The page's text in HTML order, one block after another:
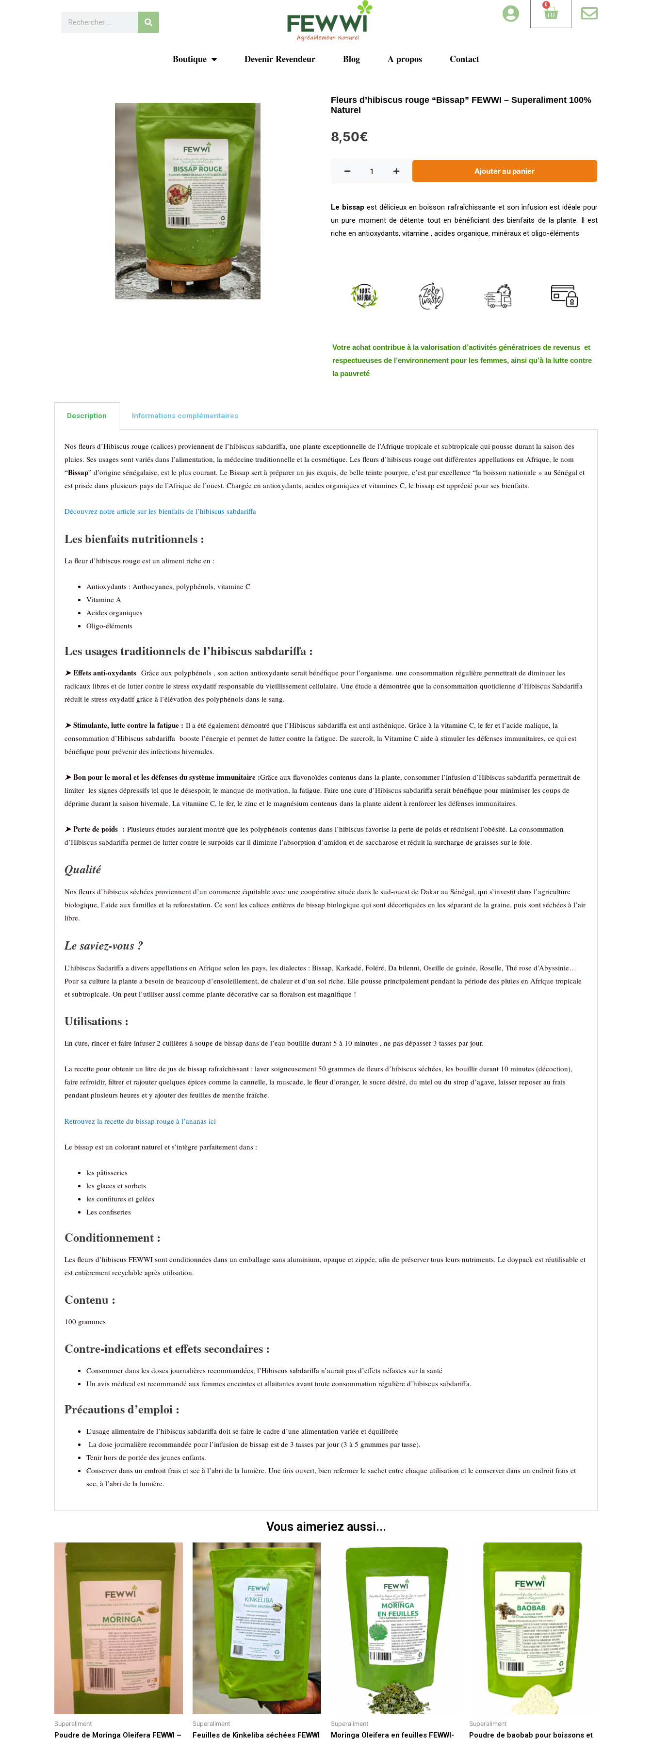
0
Boutique Devenir Revendeur Blog A propos Contact
Fleurs d’hibiscus rouge “Bissap” FEWWI – Superaliment 100%
Naturel
8,50€
Ajouter au panier
Le bissap est délicieux en boisson rafraîchissante et son infusion est idéale pour
un pure moment de détente tout en bénéficiant des bienfaits de la plante. Il est
riche en antioxydants, vitamine , acides organique, minéraux et oligo-éléments
Votre achat contribue à la valorisation d’activités génératrices de revenus et
respectueuses de l’environnement pour les femmes, ainsi qu’à la lutte contre
la pauvreté
Description Informations complémentaires
Nos fleurs d’Hibiscus rouge (calices) proviennent de l’hibiscus sabdariffa, une plante exceptionnelle de l’Afrique tropicale et subtropicale qui pousse durant la saison des
pluies. Ses usages sont variés dans l’alimentation, la médecine traditionnelle et la cosmétique. Les fleurs d’hibiscus rouge ont différentes appellations en Afrique, le nom
“Bissap” d’origine sénégalaise, est le plus courant. Le Bissap sert à préparer un jus exquis, de belle teinte pourpre, c’est par excellence “la boisson nationale » au Sénégal et
est prisée dans plusieurs pays de l’Afrique de l’ouest. Chargée en antioxydants, acides organiques et vitamines C, le bissap est apprécié pour ses bienfaits.
Découvrez notre article sur les bienfaits de l’hibiscus sabdariffa
Les bienfaits nutritionnels :
La fleur d’hibiscus rouge est un aliment riche en :
Antioxydants : Anthocyanes, polyphénols, vitamine C
Vitamine A
Acides organiques
Oligo-éléments
Les usages traditionnels de l’hibiscus sabdariffa :
➤Effets anti-oxydants Grâce aux polyphénols , son action antioxydante serait bénéfique pour l’organisme. une consommation régulière permettrait de diminuer les
radicaux libres et de lutter contre le stress oxydatif responsable du vieillissement cellulaire. Une étude a démontrée que la consommation quotidienne d’Hibiscus Sabdariffa
réduit le stress oxydatif grâce à l’élévation des polyphénols dans le sang.
➤Stimulante, lutte contre la fatigue : Il a été également démontré que l’Hibiscus sabdariffa est anti asthénique. Grâce à la vitamine C, le fer et l’acide malique, la
consommation d’Hibiscus sabdariffa booste l’énergie et permet de lutter contre la fatigue. De surcroît, la Vitamine C aide à stimuler les défenses immunitaires, ce qui est
bénéfique pour prévenir des infections hivernales.
➤Bon pour le moral et les défenses du système immunitaire :Grâce aux flavonoïdes contenus dans la plante, consommer l’infusion d’Hibiscus sabdariffa permettrait de
limiter les signes dépressifs tel que le désespoir, le manque de motivation, la fatigue. Faire une cure d’Hibiscus sabdariffa serait bénéfique pour minimiser les coups de
déprime durant la saison hivernale. La vitamine C, le fer, le zinc et le magnésium contenus dans la plante aident à renforcer les défenses immunitaires.
➤Perte de poids : Plusieurs études auraient montré que les polyphénols contenus dans l’hibiscus favorise la perte de poids et réduisent l’obésité. La consommation
d’Hibiscus sabdariffa permet de lutter contre le surpoids car il diminue l’absorption d’amidon et de saccharose et réduit la surcharge de graisses sur le foie.
Qualité
Nos fleurs d’hibiscus séchées proviennent d’un commerce équitable avec une coopérative située dans le sud-ouest de Dakar au Sénégal, qui s’investit dans l’agriculture
biologique, l’aide aux familles et la reforestation. Ce sont les calices entières de bissap biologique qui sont décortiquées en les séparant de la graine, puis sont séchées à l’air
libre.
Le saviez-vous ?
L’hibiscus Sadariffa a divers appellations en Afrique selon les pays, les dialectes : Bissap, Karkadé, Foléré, Da bilenni, Oseille de guinée, Roselle, Thé rose d’Abyssinie…
Pour sa culture la plante a besoin de beaucoup d’ensoleillement, de chaleur et d’un sol riche. Elle pousse principalement pendant la période des pluies en Afrique tropicale
et subtropicale. On peut l’utiliser aussi comme plante décorative car sa floraison est magnifique !
Utilisations :
En cure, rincer et faire infuser 2 cuillères à soupe de bissap dans de l’eau bouillie durant 5 à 10 minutes , ne pas dépasser 3 tasses par jour.
La recette pour obtenir un litre de jus de bissap rafraîchissant : laver soigneusement 50 grammes de fleurs d’hibiscus séchées, les bouillir durant 10 minutes (décoction),
faire refroidir, filtrer et rajouter quelques épices comme la cannelle, la muscade, le fleur d’oranger, le sucre désiré, du miel ou du sirop d’agave, laisser reposer au frais
pendant plusieurs heures et y ajouter des feuilles de menthe fraîche.
Retrouvez la recette du bissap rouge à l’ananas ici
Le bissap est un colorant naturel et s’intègre parfaitement dans :
les pâtisseries
les glaces et sorbets
les confitures et gelées
Les confiseries
Conditionnement :
Les fleurs d’hibiscus FEWWI sont conditionnées dans un emballage sans aluminium, opaque et zippée, afin de préserver tous leurs nutriments. Le doypack est réutilisable et
est entièrement recyclable après utilisation.
Contenu :
100 grammes
Contre-indications et effets secondaires :
Consommer dans les doses journalières recommandées, l’Hibiscus sabdariffa n’aurait pas d’effets néfastes sur la santé
Un avis médical est recommandé aux femmes enceintes et allaitantes avant toute consommation régulière d’hibiscus sabdariffa.
Précautions d’emploi :
L’usage alimentaire de l’hibiscus sabdariffa doit se faire le cadre d’une alimentation variée et équilibrée
La dose journalière recommandée pour l’infusion de bissap est de 3 tasses par jour (3 à 5 grammes par tasse).
Tenir hors de portée des jeunes enfants.
Conserver dans un endroit frais et sec à l’abri de la lumière. Une fois ouvert, bien refermer le sachet entre chaque utilisation et le conserver dans un endroit frais et
sec, à l’abri de la lumière.
Vous aimeriez aussi...
Superaliment
Poudre de Moringa Oleifera FEWWI –
Superaliment
Feuilles de Kinkeliba séchées FEWWI
Superaliment
Moringa Oleifera en feuilles FEWWI-
Superaliment
Poudre de baobab pour boissons et